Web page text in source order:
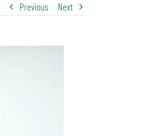
Previous Next